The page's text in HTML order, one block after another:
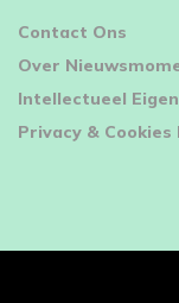
Contact Ons
Over
Intellectueel
Privacy & Cookies